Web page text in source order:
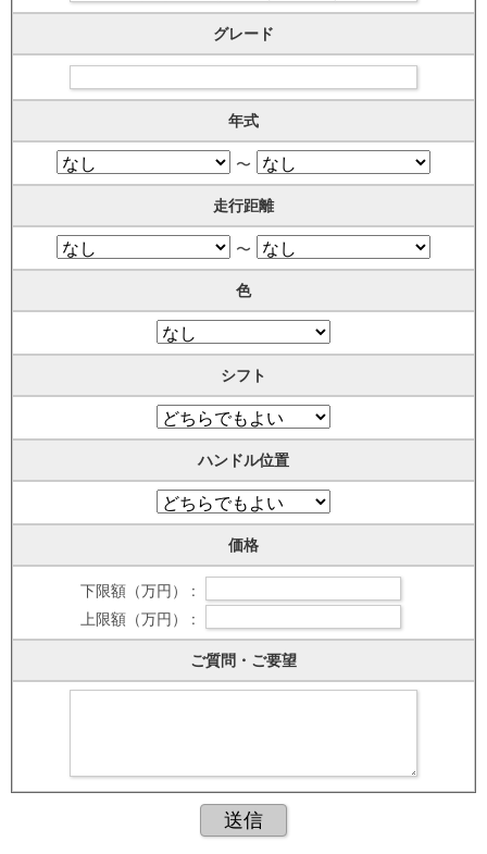
グレード
年式
〜
走行距離
〜
色
シフト
ハンドル位置
価格
下限額（万円） :
上限額（万円） :
ご質問・ご要望